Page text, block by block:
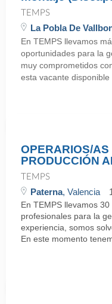
TEMPS
La Pobla De
En TEMPS llevamos
oportunidades para la
muy comprometidos
esta vacante disponible
OPERARIOS/AS
PRODUCCIÓN
TEMPS
Paterna, Valencia
En TEMPS llevamos
profesionales para la
experiencia, somos
En este momento